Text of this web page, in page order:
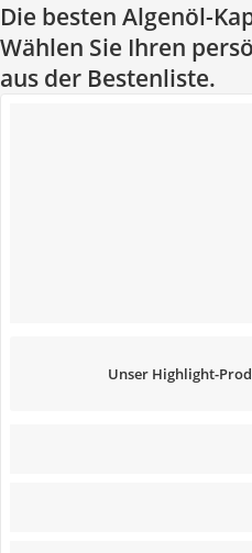
Die besten Algenöl-
Wählen Sie Ihren
aus der Bestenliste.
Unser Highlight-